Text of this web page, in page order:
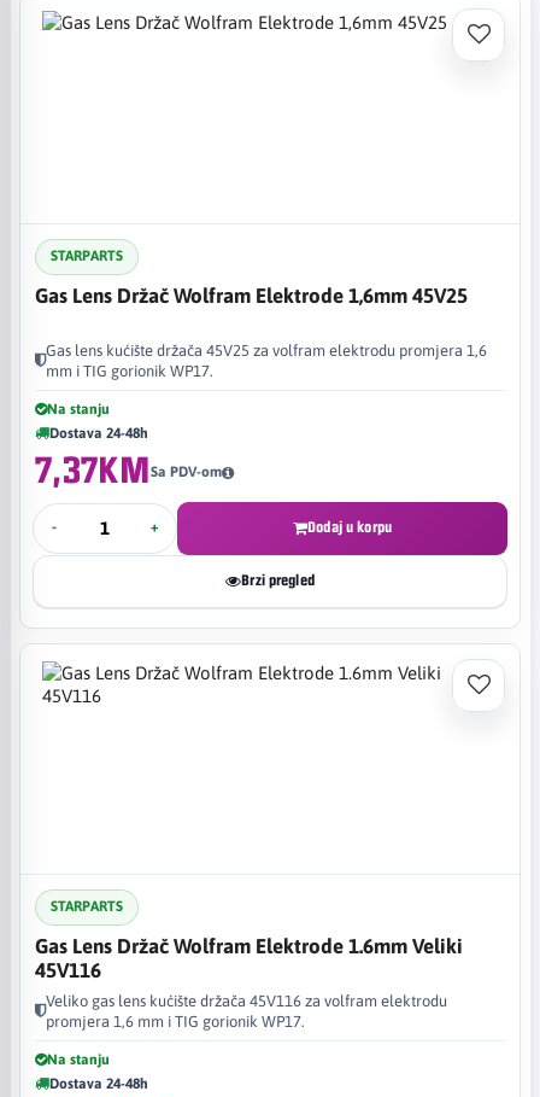
STARPARTS
Gas Lens Držač Wolfram Elektrode 1,6mm 45V25
Gas lens kućište držača 45V25 za volfram elektrodu promjera 1,6
mm i TIG gorionik WP17.
Na stanju
Dostava 24-48h
7,37KMSa PDV-om
- + Dodaj u korpu
Brzi pregled
STARPARTS
Gas Lens Držač Wolfram Elektrode 1.6mm Veliki
45V116
Veliko gas lens kućište držača 45V116 za volfram elektrodu
promjera 1,6 mm i TIG gorionik WP17.
Na stanju
Dostava 24-48h